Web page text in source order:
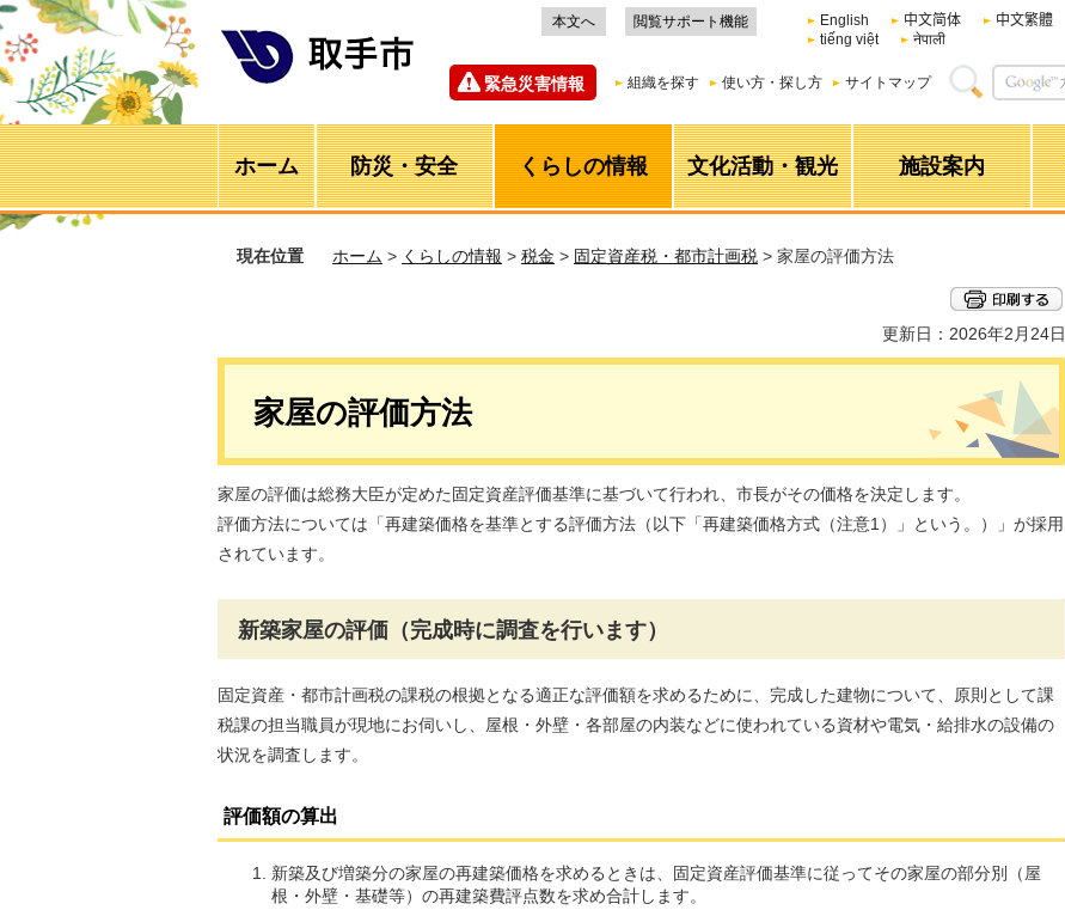
本文へ 閲覧サポート機能 English 中文简体 中文繁體
tiếng việt
नेपाली
緊急災害情報 組織を探す 使い方・探し方 サイトマップ
ホーム 防災・安全 くらしの情報 文化活動・観光 施設案内
現在位置 ホーム > くらしの情報 > 税金 > 固定資産税・都市計画税 > 家屋の評価方法
更新日：2026年2月24日
家屋の評価方法
家屋の評価は総務大臣が定めた固定資産評価基準に基づいて行われ、市長がその価格を決定します。
評価方法については「再建築価格を基準とする評価方法（以下「再建築価格方式（注意1）」という。）」が採用
されています。
新築家屋の評価（完成時に調査を行います）
固定資産・都市計画税の課税の根拠となる適正な評価額を求めるために、完成した建物について、原則として課
税課の担当職員が現地にお伺いし、屋根・外壁・各部屋の内装などに使われている資材や電気・給排水の設備の
状況を調査します。
評価額の算出
新築及び増築分の家屋の再建築価格を求めるときは、固定資産評価基準に従ってその家屋の部分別（屋
根・外壁・基礎等）の再建築費評点数を求め合計します。